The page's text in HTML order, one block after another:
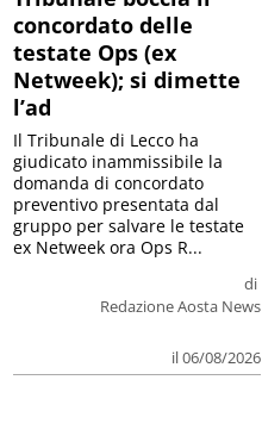
concordato delle
testate Ops (ex
Netweek); si dimette
l’ad
di
Redazione Aosta News
il 06/08/2026
Il Tribunale di Lecco ha
giudicato inammissibile la
domanda di concordato
preventivo presentata dal
gruppo per salvare le testate
ex Netweek ora Ops R...